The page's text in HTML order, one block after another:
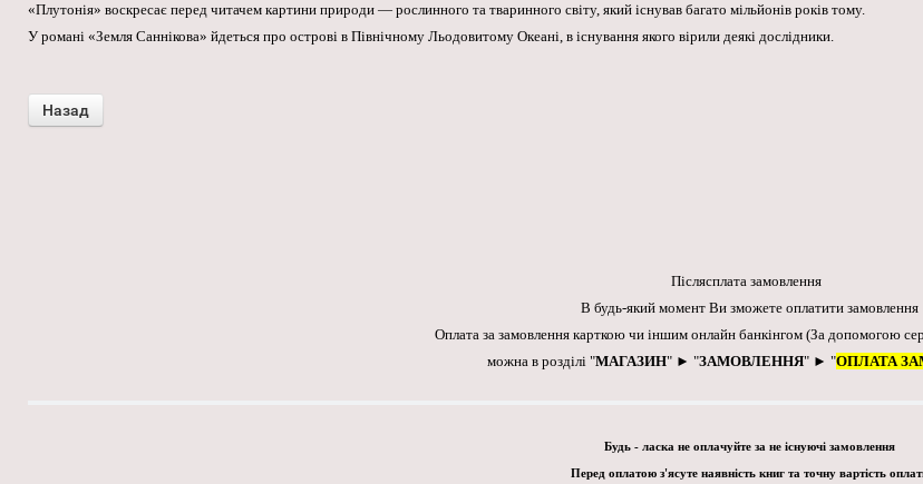
«Плутонія» воскресає перед читачем картини природи — рослинного та тваринного світу, який існував багато мільйонів років тому.
У романі «Земля Саннікова» йдеться про острові в Північному Льодовитому Океані, в існування якого вірили деякі дослідники.
Післясплата замовлення
В будь-який момент Ви зможете оплатити замовлення
Оплата за замовлення карткою чи іншим онлайн банкінгом (За допомогою
можна в розділі "МАГАЗИН" ► "ЗАМОВЛЕННЯ" ► "ОПЛАТА
Будь - ласка не оплачуйте за не існуючі замовлення
Перед оплатою з'ясуте наявність книг та точну вартість